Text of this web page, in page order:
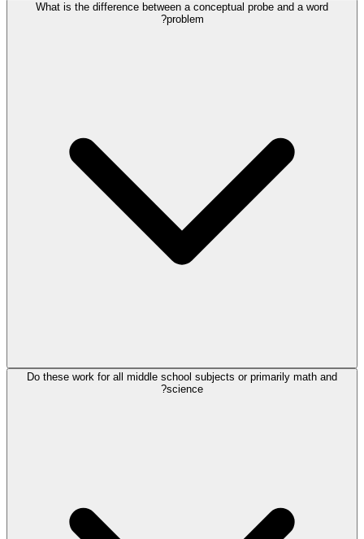
What is the difference between a conceptual probe and a word
problem?
Do these work for all middle school subjects or primarily math and
science?